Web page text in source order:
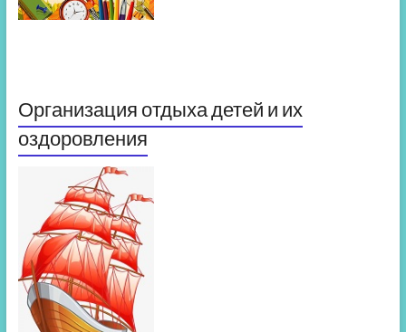
Организация отдыха детей и их
оздоровления